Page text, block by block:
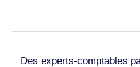
Des experts-comptables